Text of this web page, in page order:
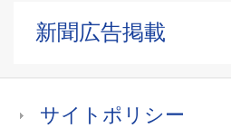
新聞広告掲載
サイトポリシー